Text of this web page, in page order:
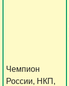
Чемпион
России, НКП,